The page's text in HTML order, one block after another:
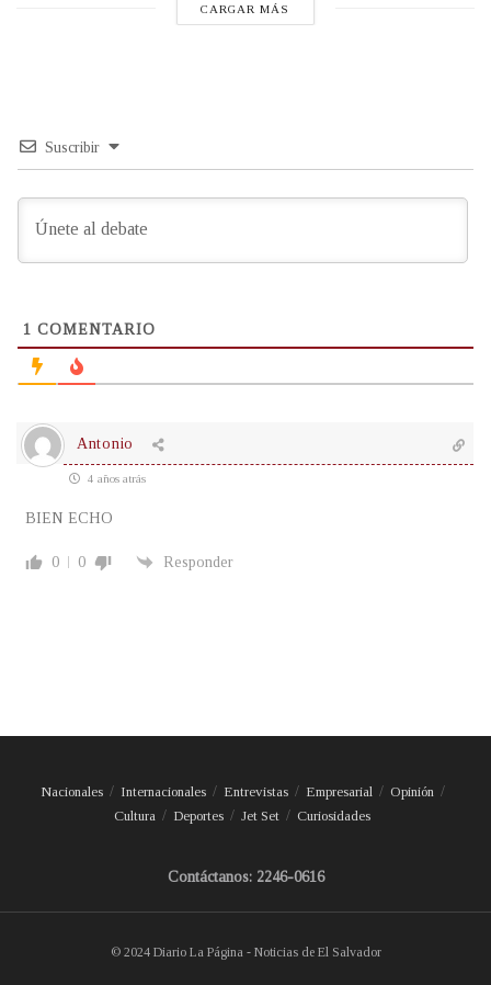
CARGAR MÁS
Suscribir
1 COMENTARIO
Antonio
4 años atrás
BIEN ECHO
0 0 Responder
Nacionales Internacionales Entrevistas Empresarial
Opinión
Cultura
Deportes Jet Set Curiosidades
Contáctanos: 2246-0616
© 2024 Diario La Página - Noticias de El Salvador